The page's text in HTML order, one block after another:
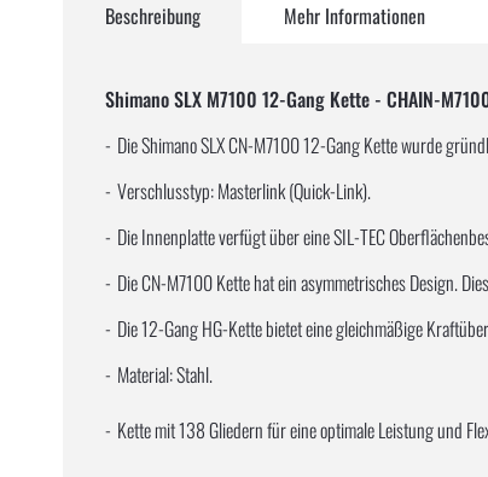
Beschreibung
Shimano SLX M7100 12-Gang Kette - CHAIN-
Die Shimano SLX CN-M7100 12-Gang Kette wurde
Verschlusstyp: Masterlink (Quick-Link).
Die Innenplatte verfügt über eine SIL-TEC
Die CN-M7100 Kette hat ein asymmetrisches Design.
Die 12-Gang HG-Kette bietet eine gleichmäßige
Material: Stahl.
Kette mit 138 Gliedern für eine optimale Leistung und
Mehr Informationen